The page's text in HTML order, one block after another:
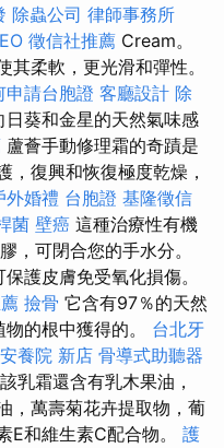
除蟲公司 律師事務所
徵信社推薦 Cream。
柔軟，更光滑和彈性。
申請台胞證 客廳設計 除
日葵和金星的天然氣味感
蘆薈手動修理霜的奇蹟是
，復興和恢復極度乾燥，
外婚禮 台胞證 基隆徵信
菌 壁癌 這種治療性有機
，可閉合您的手水分。
護皮膚免受氧化損傷。
撿骨 它含有97％的天然
的根中獲得的。 台北牙
安養院 新店 骨導式助聽器
該乳霜還含有乳木果油，
，萬壽菊花卉提取物，葡
E和維生素C配合物。 護